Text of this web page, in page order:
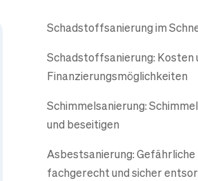
Schadstoffsanierung im
Schadstoffsanierung: Kosten
Finanzierungsmöglichkeiten
Schimmelsanierung:
und beseitigen
Asbestsanierung:
fachgerecht und sicher